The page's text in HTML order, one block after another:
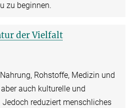
zu beginnen.
der Vielfalt
Rohstoffe, Medizin und
auch kulturelle und
reduziert menschliches